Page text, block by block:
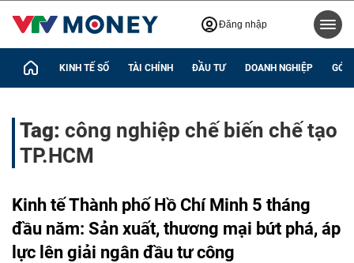
Đăng nhập
KINH TẾ SỐ TÀI CHÍNH ĐẦU TƯ DOANH NGHIỆP GÓC
Tag: công nghiệp chế biến chế tạo
TP.HCM
Kinh tế Thành phố Hồ Chí Minh 5 tháng
đầu năm: Sản xuất, thương mại bứt phá, áp
lực lên giải ngân đầu tư công